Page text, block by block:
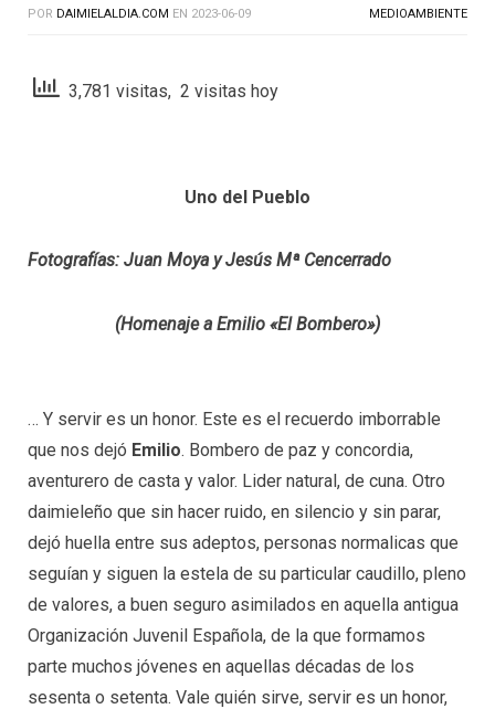
POR DAIMIELALDIA.COM EN 2023-06-09 MEDIOAMBIENTE
3,781 visitas, 2 visitas hoy
Uno del Pueblo
Fotografías: Juan Moya y Jesús Mª Cencerrado
(Homenaje a Emilio «El Bombero»)
… Y servir es un honor. Este es el recuerdo imborrable
que nos dejó Emilio. Bombero de paz y concordia,
aventurero de casta y valor. Lider natural, de cuna. Otro
daimieleño que sin hacer ruido, en silencio y sin parar,
dejó huella entre sus adeptos, personas normalicas que
seguían y siguen la estela de su particular caudillo, pleno
de valores, a buen seguro asimilados en aquella antigua
Organización Juvenil Española, de la que formamos
parte muchos jóvenes en aquellas décadas de los
sesenta o setenta. Vale quién sirve, servir es un honor,